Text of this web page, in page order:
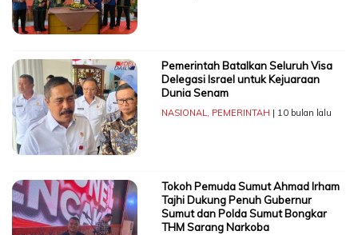
Pemerintah Batalkan Seluruh Visa
Delegasi Israel untuk Kejuaraan
Dunia Senam
NASIONAL, PEMERINTAH | 10 bulan lalu
Tokoh Pemuda Sumut Ahmad Irham
Tajhi Dukung Penuh Gubernur
Sumut dan Polda Sumut Bongkar
THM Sarang Narkoba